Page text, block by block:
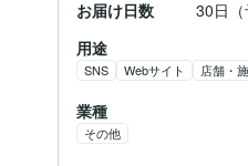
お届け日数
30日（
用途
SNS Webサイト 店舗・
業種
その他